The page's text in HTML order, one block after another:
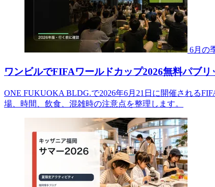
6月の
ワンビルでFIFAワールドカップ2026無料パブ
ONE FUKUOKA BLDG.で2026年6月21日に開催される
場、時間、飲食、混雑時の注意点を整理します。